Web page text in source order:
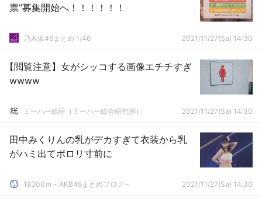
票”募集開始へ！！！！！！
乃木坂46まとめ 1/46 2021/11/27(Sa) 14:30
【閲覧注意】女がシッコする画像エチチすぎ
wwww
ミーハー総研（ミーハー総合研究所） 2021/11/27(Sa) 14:30
田中みくりんの乳がデカすぎて衣装から乳
がハミ出てポロリ寸前に
18300ｍ～AKB48まとめブログ～ 2021/11/27(Sa) 14:30